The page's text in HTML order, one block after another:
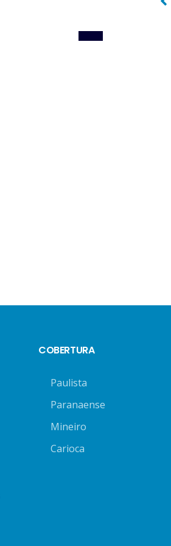
COBERTURA
Paulista
Paranaense
Mineiro
Carioca